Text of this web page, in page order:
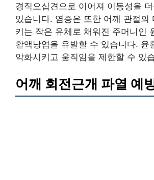
경직오십견으로 이어져 이동성을
있습니다. 염증은 또한 어깨 관절의
키는 작은 유체로 채워진 주머니인
활액낭염을 유발할 수 있습니다. 윤
악화시키고 움직임을 제한할 수 있
어깨 회전근개 파열 예